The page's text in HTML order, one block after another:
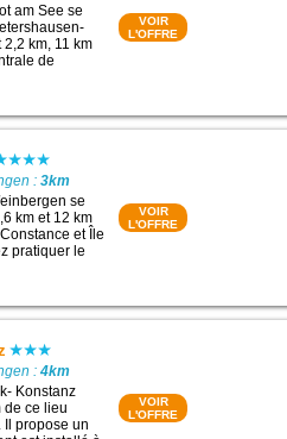
am See se
km, 11 km
de
VOIR
L'OFFRE
:3km
se
km et 12 km
et Île
pratiquer le
VOIR
L'OFFRE
:4km
Konstanz
de ce lieu
Il propose un
VOIR
L'OFFRE